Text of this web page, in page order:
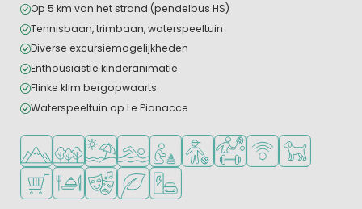
Op 5 km van het strand (pendelbus HS)
Tennisbaan, trimbaan, waterspeeltuin
Diverse excursiemogelijkheden
Enthousiastie kinderanimatie
Flinke klim bergopwaarts
Waterspeeltuin op Le Pianacce
Ligt in de heuvels/bergen
Ligt in een bosrijke omgeving
Ligt bij strand en zee
Openlucht zwembad
Aanbevolen voor jonge kinderen
Aanbevolen voor tieners
Veel mogelijkheden om
WiFi beschikbaar
Huisdieren
Campingwinkel/Supermarkt
Restaurant of pizzeria
Animatieprogramma
Groene ligging
Laadpaal elektrische auto